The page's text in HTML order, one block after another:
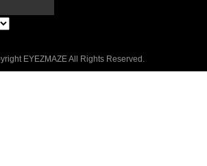
EYEZMAZE All Rights Reserved.